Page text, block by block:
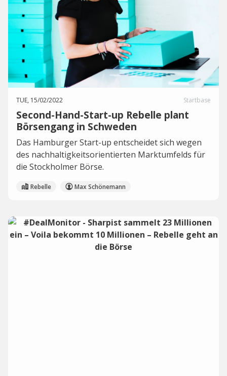
TUE, 15/02/2022 Startbase
Second-Hand-Start-up Rebelle plant
Börsengang in Schweden
Das Hamburger Start-up entscheidet sich wegen
des nachhaltigkeitsorientierten Marktumfelds für
die Stockholmer Börse.
Rebelle Max Schönemann